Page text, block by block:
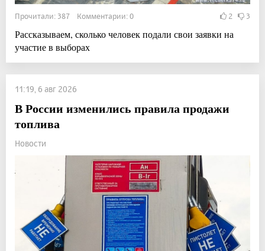
Прочитали: 387 Комментарии: 0 2 3
Рассказываем, сколько человек подали свои заявки на
участие в выборах
11:19, 6 авг 2026
В России изменились правила продажи
топлива
Новости